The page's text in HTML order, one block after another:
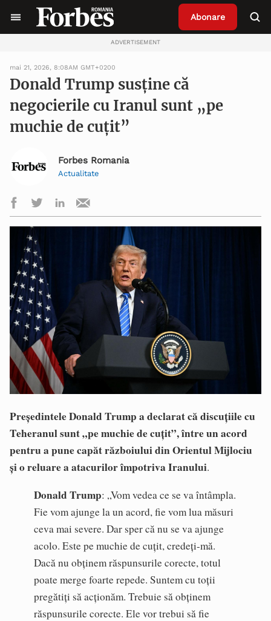
Abonare
ADVERTISEMENT
mai 21, 2026, 8:08AM GMT+0200
Donald Trump susține că
negocierile cu Iranul sunt „pe
muchie de cuțit”
Forbes Romania
Actualitate
Președintele Donald Trump a declaratcă discuțiile cu
Teheranul sunt „pe muchie de cuțit”, între un acord
pentru a pune capăt războiului din Orientul Mijlociu
și o reluare a atacurilor împotriva Iranului.
Donald Trump: „Vom vedea ce se va întâmpla.
Fie vom ajunge la un acord, fie vom lua măsuri
ceva mai severe. Dar sper că nu se va ajunge
acolo. Este pe muchie de cuțit, credeți-mă.
Dacă nu obținem răspunsurile corecte, totul
poate merge foarte repede. Suntem cu toții
pregătiți să acționăm. Trebuie să obținem
răspunsurile corecte. Ele vor trebui să fie